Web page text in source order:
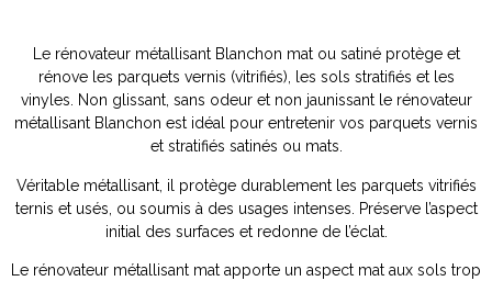
Le rénovateur métallisant Blanchon mat ou satiné protège et
rénove les parquets vernis (vitrifiés), les sols stratifiés et les
vinyles. Non glissant, sans odeur et non jaunissant le rénovateur
métallisant Blanchon est idéal pour entretenir vos parquets vernis
et stratifiés satinés ou mats.
Véritable métallisant, il protège durablement les parquets vitrifiés
ternis et usés, ou soumis à des usages intenses. Préserve l’aspect
initial des surfaces et redonne de l’éclat.
Le rénovateur métallisant mat apporte un aspect mat aux sols trop